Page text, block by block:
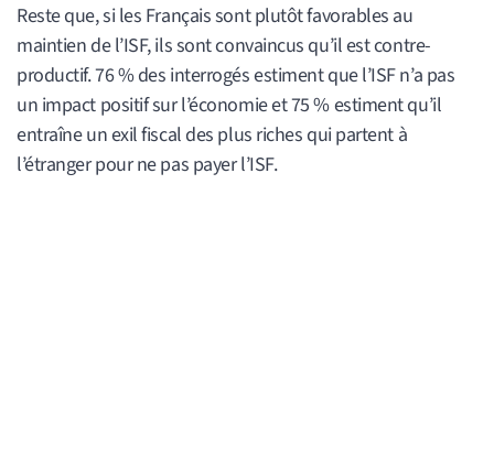
Reste que, si les Français sont plutôt favorables au
maintien de l’ISF, ils sont convaincus qu’il est contre-
productif. 76 % des interrogés estiment que l’ISF n’a pas
un impact positif sur l’économie et 75 % estiment qu’il
entraîne un exil fiscal des plus riches qui partent à
l’étranger pour ne pas payer l’ISF.